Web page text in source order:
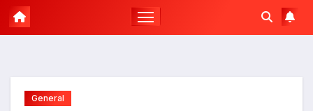
General